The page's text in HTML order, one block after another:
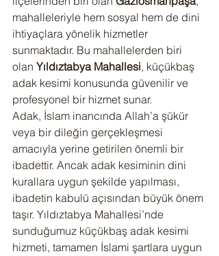
mahalleleriyle hem sosyal hem de dini
ihtiyaçlara yönelik hizmetler
sunmaktadır. Bu mahallelerden biri
olan Yıldıztabya Mahallesi, küçükbaş
adak kesimi konusunda güvenilir ve
profesyonel bir hizmet sunar.
Adak, İslam inancında Allah’a şükür
veya bir dileğin gerçekleşmesi
amacıyla yerine getirilen önemli bir
ibadettir. Ancak adak kesiminin dini
kurallara uygun şekilde yapılması,
ibadetin kabulü açısından büyük önem
taşır. Yıldıztabya Mahallesi’nde
sunduğumuz küçükbaş adak kesimi
hizmeti, tamamen İslami şartlara uygun